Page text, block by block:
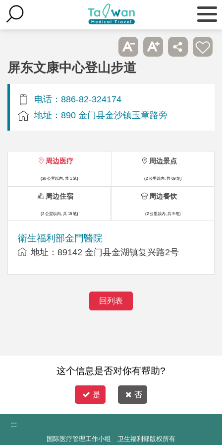
屏东文康中心登山步道
电话：886-82-324174
地址：890 金门县金沙镇玉章路旁
周边医疗
(30 公里以内, 共 1 笔)
衛生福利部金門醫院
地址：89142 金门县金湖镇复兴路2号
周边景点
(2 公里以内, 共 69 笔)
周边住宿
(2 公里以内, 共 15 笔)
周边餐饮
(2 公里以内, 共 5 笔)
回列表
这个信息是否对你有帮助?
是 否
:::
国际医疗管理工作小组 卫生福利部版权所有